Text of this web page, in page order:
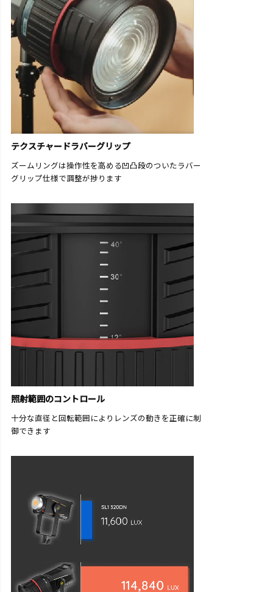
テクスチャードラバーグリップ
ズームリングは操作性を高める凹凸段のついたラバー
グリップ仕様で調整が捗ります
照射範囲のコントロール
十分な直径と回転範囲によりレンズの動きを正確に制
御できます